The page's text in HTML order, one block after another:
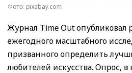
Фото: pixabay.com
Журнал Time Out опубликовал
ежегодного масштабного
призванного определить
любителей искусства. Опрос,